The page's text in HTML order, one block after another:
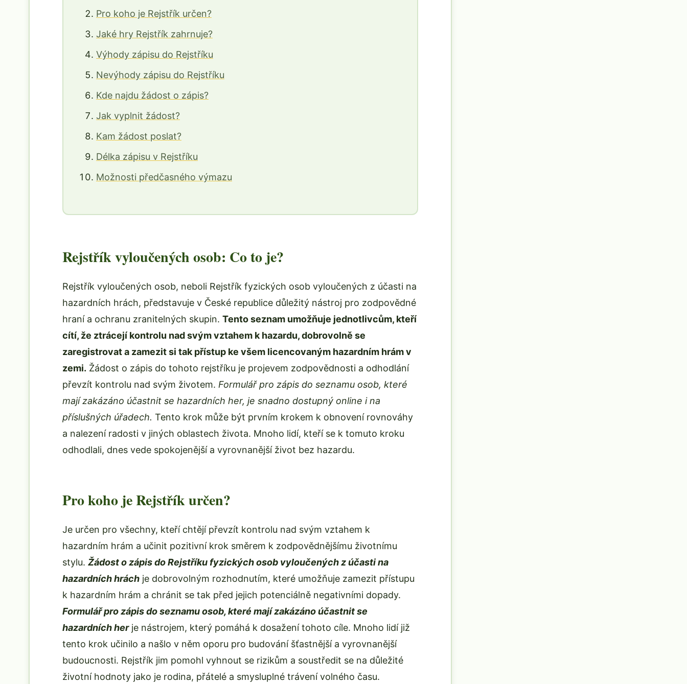
Pro koho je Rejstřík určen?
Jaké hry Rejstřík zahrnuje?
Výhody zápisu do Rejstříku
Nevýhody zápisu do Rejstříku
Kde najdu žádost o zápis?
Jak vyplnit žádost?
Kam žádost poslat?
Délka zápisu v Rejstříku
Možnosti předčasného výmazu
Rejstřík vyloučených osob: Co to je?
Rejstřík vyloučených osob, neboli Rejstřík fyzických osob vyloučených z účasti na
hazardních hrách, představuje v České republice důležitý nástroj pro zodpovědné
hraní a ochranu zranitelných skupin. Tento seznam umožňuje jednotlivcům, kteří
cítí, že ztrácejí kontrolu nad svým vztahem k hazardu, dobrovolně se
zaregistrovat a zamezit si tak přístup ke všem licencovaným hazardním hrám v
zemi. Žádost o zápis do tohoto rejstříku je projevem zodpovědnosti a odhodlání
převzít kontrolu nad svým životem. Formulář pro zápis do seznamu osob, které
mají zakázáno účastnit se hazardních her, je snadno dostupný online i na
příslušných úřadech. Tento krok může být prvním krokem k obnovení rovnováhy
a nalezení radosti v jiných oblastech života. Mnoho lidí, kteří se k tomuto kroku
odhodlali, dnes vede spokojenější a vyrovnanější život bez hazardu.
Pro koho je Rejstřík určen?
Je určen pro všechny, kteří chtějí převzít kontrolu nad svým vztahem k
hazardním hrám a učinit pozitivní krok směrem k zodpovědnějšímu životnímu
stylu. Žádost o zápis do Rejstříku fyzických osob vyloučených z účasti na
hazardních hrách je dobrovolným rozhodnutím, které umožňuje zamezit přístupu
k hazardním hrám a chránit se tak před jejich potenciálně negativními dopady.
Formulář pro zápis do seznamu osob, které mají zakázáno účastnit se
hazardních herje nástrojem, který pomáhá k dosažení tohoto cíle. Mnoho lidí již
tento krok učinilo a našlo v něm oporu pro budování šťastnější a vyrovnanější
budoucnosti. Rejstřík jim pomohl vyhnout se rizikům a soustředit se na důležité
životní hodnoty jako je rodina, přátelé a smysluplné trávení volného času.